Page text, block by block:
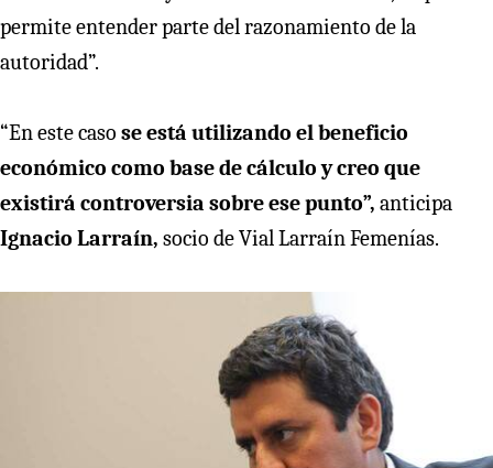
permite entender parte del razonamiento de la
autoridad”.
“En este caso se está utilizando el beneficio
económico como base de cálculo y creo que
existirá controversia sobre ese punto”, anticipa
Ignacio Larraín, socio de Vial Larraín Femenías.